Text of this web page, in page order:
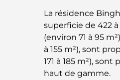
La résidence
superficie de 422
(environ 71 à 95
à 155 m²), sont
171 à 185 m²),
haut de gamme.